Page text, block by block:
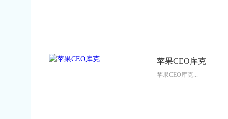
苹果CEO库克
苹果CEO库克...